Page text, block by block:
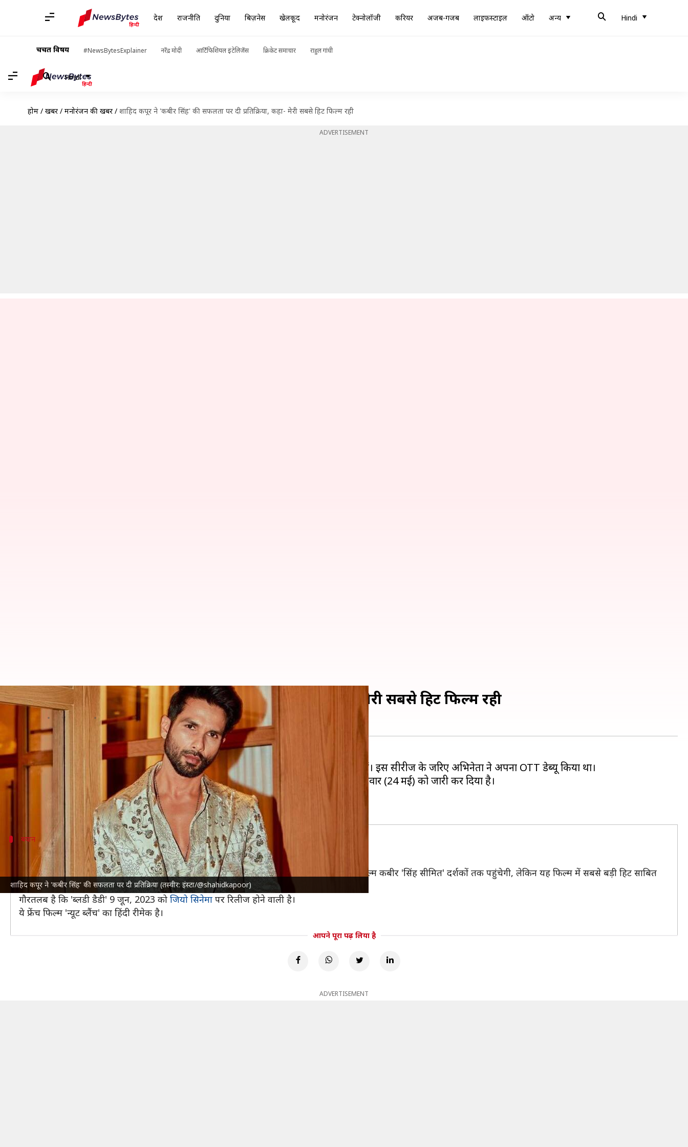
देश राजनीति दुनिया बिज़नेस खेलकूद मनोरंजन टेक्नोलॉजी करियर अजब-गजब लाइफस्टाइल ऑटो अन्य Hindi
चर्चित विषय #NewsBytesExplainer नरेंद्र मोदी आर्टिफिशियल इंटेलिजेंस क्रिकेट समाचार राहुल गांधी
Hindi
होम / खबरें / मनोरंजन की खबरें / शाहिद कपूर ने 'कबीर सिंह' की सफलता पर दी प्रतिक्रिया, कहा- मेरी सबसे हिट फिल्म रही
ADVERTISEMENT
शाहिद कपूर ने 'कबीर सिंह' की सफलता पर दी प्रतिक्रिया (तस्वीर: इंस्टा/@shahidkapoor)
शाहिद कपूर ने 'कबीर सिंह' की सफलता पर दी प्रतिक्रिया, कहा- मेरी सबसे हिट फिल्म रही
May 24, 2023 05:38 pm
क्या है खबर?
शाहिद कपूर पिछली बार वेब सीरीज 'फर्जी' में नजर आए थे, जो
पर उपलब्ध हैं। इस सीरीज के जरिए अभिनेता ने अपना OTT डेब्यू किया था।
अब मौजूदा वक्त में शाहिद अपनी आगामी फिल्म 'ब्लडी डैडी' को लेकर चर्चा में हैं, जिसका ट्रेलर बुधवार (24 मई) को जारी कर दिया है।
फिल्म 'ब्लडी डैडी' में उनका खतरनाक अवतार देखने को मिलेगा।
बयान
शाहिद ने कही ये बात
शाहिद ने कहा, "दर्शक क्या चाहते हैं यह किसी को नहीं पता। लोगों को लगा था कि मेरी 2019 में आई फिल्म कबीर 'सिंह सीमित' दर्शकों तक पहुंचेगी, लेकिन यह फिल्म में सबसे बड़ी हिट साबित
हुई। यदि आपकी फिल्म शानदार है तो इसे दर्शक अपने आप मिल जाएंगे।"
गौरतलब है कि 'ब्लडी डैडी' 9 जून, 2023 को जियो सिनेमा पर रिलीज होने वाली है।
ये फ्रेंच फिल्म 'न्यूट ब्लैंच' का हिंदी रीमेक है।
आपने पूरा पढ़ लिया है
ADVERTISEMENT